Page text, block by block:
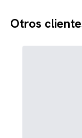
Otros